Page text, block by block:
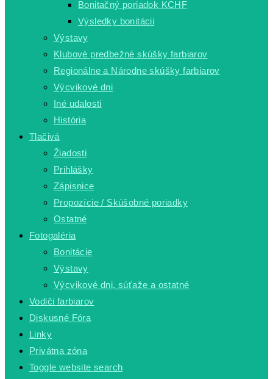
Bonitačný poriadok KCHF
Výsledky bonitácii
Výstavy
Klubové predbežné skúšky farbiarov
Regionálne a Národne skúšky farbiarov
Výcvikové dni
Iné udalosti
História
Tlačivá
Žiadosti
Prihlášky
Zápisnice
Propozície / Skúšobné poriadky
Ostatné
Fotogaléria
Bonitácie
Výstavy
Výcvikové dni, súťaže a ostatné
Vodiči farbiarov
Diskusné Fóra
Linky
Privátna zóna
Toggle website search